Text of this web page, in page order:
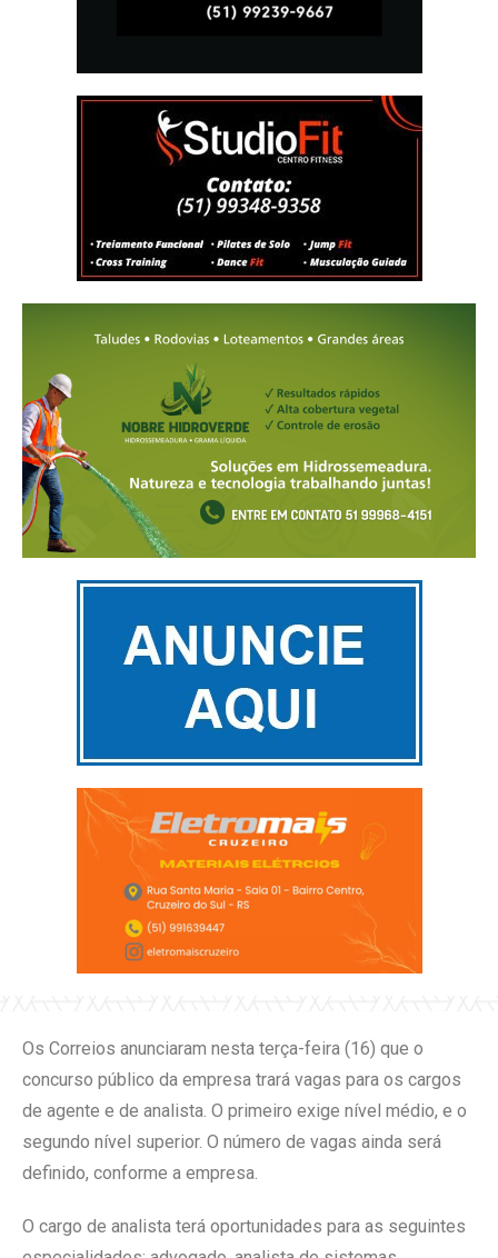
Os Correios anunciaram nesta terça-feira (16) que o
concurso público da empresa trará vagas para os cargos
de agente e de analista. O primeiro exige nível médio, e o
segundo nível superior. O número de vagas ainda será
definido, conforme a empresa.
O cargo de analista terá oportunidades para as seguintes